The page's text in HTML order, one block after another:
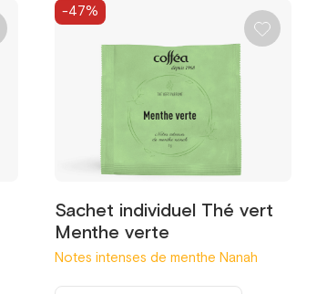
Sachet individuel Thé vert
Menthe verte
Notes intenses de menthe Nanah
-47%